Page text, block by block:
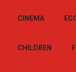
CINEMA
CHILDREN